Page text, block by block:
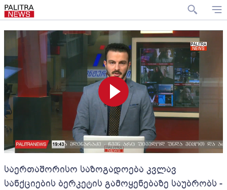
საერთაშორისო საზოგადოება კვლავ
სანქციების ბერკეტის გამოყენებაზე საუბრობს -